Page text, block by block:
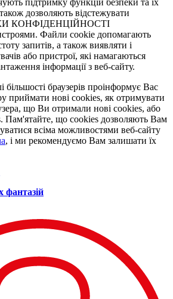
підтримку функцій безпеки та їх
дозволяють відстежувати
КОНФІДЕНЦІЙНОСТІ
Файли cookie допомагають
запитів, а також виявляти і
або пристрої, які намагаються
інформації з веб-сайту.
браузерів проінформує Вас
приймати нові cookies, як отримувати
що Ви отримали нові cookies, або
Пам'ятайте, що cookies дозволяють Вам
всіма можливостями веб-сайту
, і ми рекомендуємо Вам залишати їх
фантазій